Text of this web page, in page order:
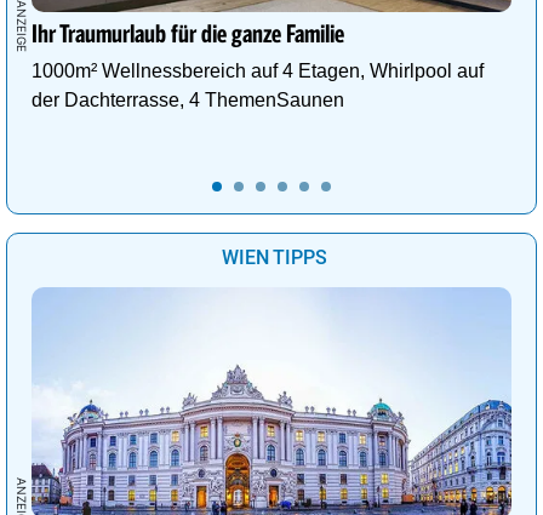
Ihr Traumurlaub für die ganze Familie
1000m² Wellnessbereich auf 4 Etagen, Whirlpool auf
der Dachterrasse, 4 ThemenSaunen
WIEN TIPPS